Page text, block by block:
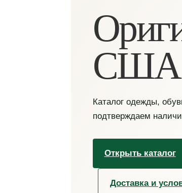
США
Каталог одежды,
подтверждаем
Открыть каталог
Доставка и